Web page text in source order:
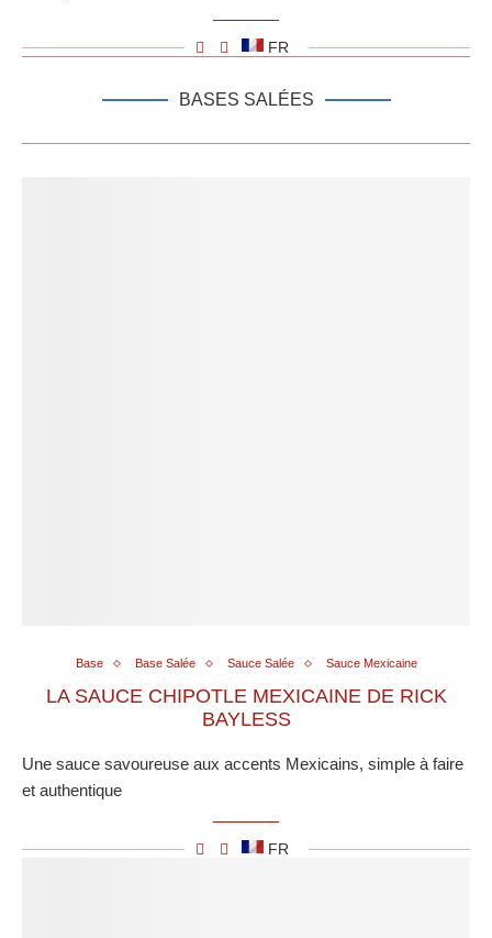
FR
BASES SALÉES
Base Base Salée Sauce Salée Sauce Mexicaine
LA SAUCE CHIPOTLE MEXICAINE DE RICK
BAYLESS
Une sauce savoureuse aux accents Mexicains, simple à faire
et authentique
FR